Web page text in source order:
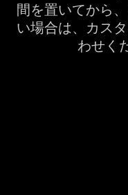
間を置いてから
い場合は、カス
わせく